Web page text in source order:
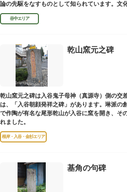
論の先駆をなすものとして知られています。文
山彦三郎や林子平と共に「寛政三奇人」の一人
谷中エリア
乾山窯元之碑
乾山窯元之碑は入谷鬼子母神（真源寺）側の交
は、「入谷朝顔発祥之碑」があります。琳派の
で作陶が有名な尾形乾山が入谷に窯を開き、そ
れました。
根岸・入谷・金杉エリア
基角の句碑